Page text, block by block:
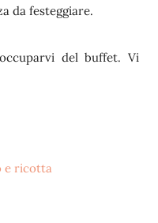
da festeggiare.
del buffet. Vi
e ricotta